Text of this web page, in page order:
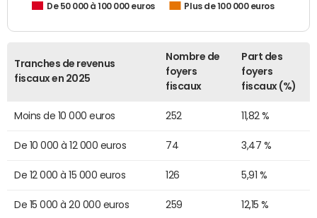
De 50 000 à 100 000 euros
Plus de 100 000 euros
Tranches de revenus
fiscaux en 2025
Nombre de
foyers
fiscaux
Part des
foyers
fiscaux (%)
Moins de 10 000 euros 252 11,82 %
De 10 000 à 12 000 euros 74 3,47 %
De 12 000 à 15 000 euros 126 5,91 %
De 15 000 à 20 000 euros 259 12,15 %